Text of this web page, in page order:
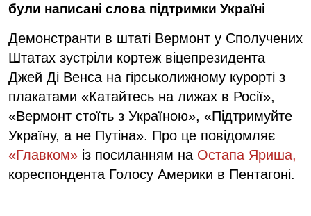
були написані слова підтримки Україні
Демонстранти в штаті Вермонт у Сполучених
Штатах зустріли кортеж віцепрезидента
Джей Ді Венса на гірськолижному курорті з
плакатами «Катайтесь на лижах в Росії»,
«Вермонт стоїть з Україною», «Підтримуйте
Україну, а не Путіна». Про це повідомляє
«Главком» із посиланням на Остапа Яриша,
кореспондента Голосу Америки в Пентагоні.